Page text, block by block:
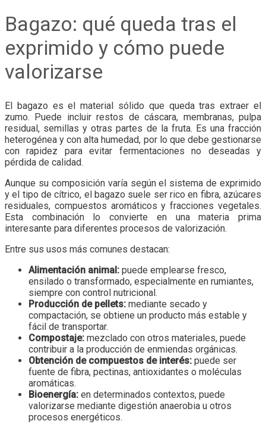
Bagazo: qué queda tras el
exprimido y cómo puede
valorizarse
El bagazo es el material sólido que queda tras extraer el
zumo. Puede incluir restos de cáscara, membranas, pulpa
residual, semillas y otras partes de la fruta. Es una fracción
heterogénea y con alta humedad, por lo que debe gestionarse
con rapidez para evitar fermentaciones no deseadas y
pérdida de calidad.
Aunque su composición varía según el sistema de exprimido
y el tipo de cítrico, el bagazo suele ser rico en fibra, azúcares
residuales, compuestos aromáticos y fracciones vegetales.
Esta combinación lo convierte en una materia prima
interesante para diferentes procesos de valorización.
Entre sus usos más comunes destacan:
Alimentación animal: puede emplearse fresco,
ensilado o transformado, especialmente en rumiantes,
siempre con control nutricional.
Producción de pellets: mediante secado y
compactación, se obtiene un producto más estable y
fácil de transportar.
Compostaje: mezclado con otros materiales, puede
contribuir a la producción de enmiendas orgánicas.
Obtención de compuestos de interés: puede ser
fuente de fibra, pectinas, antioxidantes o moléculas
aromáticas.
Bioenergía: en determinados contextos, puede
valorizarse mediante digestión anaerobia u otros
procesos energéticos.